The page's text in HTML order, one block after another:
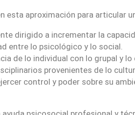
aproximación para articular
dirigido a incrementar la
entre lo psicológico y lo social.
de lo individual con lo grupal y lo
provenientes de lo
control y poder sobre su